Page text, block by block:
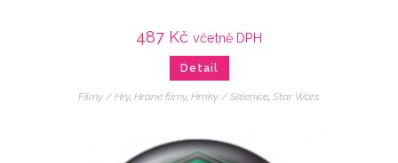
487 Kč včetně DPH
Detail
Filmy / Hry, Hrané filmy, Hrnky / Sklenice, Star Wars